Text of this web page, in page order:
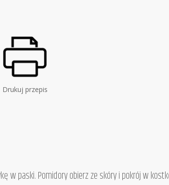
Drukuj przepis
w paski. Pomidory obierz ze skóry i pokrój w